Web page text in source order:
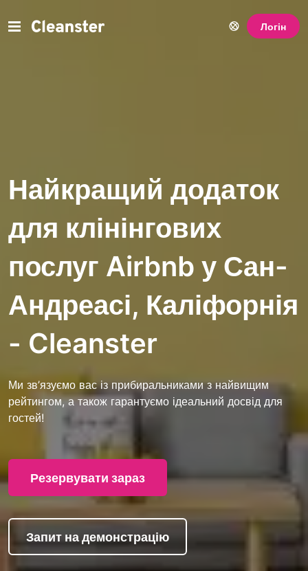
Логін
Найкращий додаток
для клінінгових
послуг Airbnb у Сан-
Андреасі, Каліфорнія
- Cleanster
Ми зв’язуємо вас із прибиральниками з найвищим
рейтингом, а також гарантуємо ідеальний досвід для
гостей!
Резервувати зараз
Запит на демонстрацію